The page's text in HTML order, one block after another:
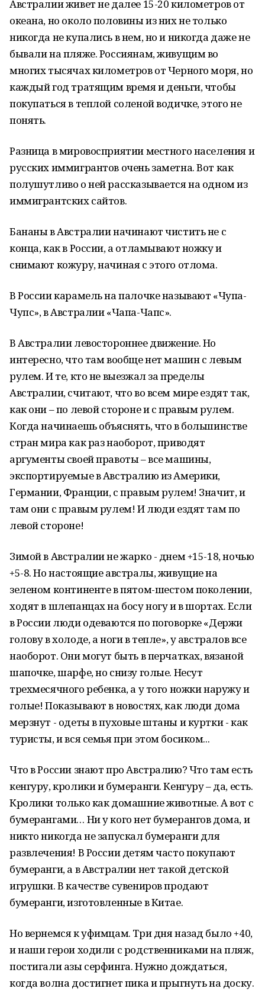
Австралии живет не далее 15-20 километровот
океана, но около половины из них не только
никогда не купались в нем, но и никогда даже не
бывали на пляже. Россиянам, живущим во
многих тысячах километров от Черного моря, но
каждый год тратящим время и деньги, чтобы
покупаться в теплой соленой водичке, этого не
понять.
Разница в мировосприятии местного населения и
русских иммигрантов очень заметна. Вот как
полушутливо о ней рассказывается на одном из
иммигрантских сайтов.
Бананы в Австралии начинают чистить не с
конца, как в России, а отламывают ножку и
снимают кожуру, начиная с этого отлома.
В России карамель на палочке называют «Чупа-
Чупс», в Австралии «Чапа-Чапс».
В Австралии левостороннее движение. Но
интересно, что там вообще нет машин с левым
рулем. И те, кто не выезжал за пределы
Австралии, считают, что во всем мире ездят так,
как они – по левой стороне и с правым рулем.
Когда начинаешь объяснять, что в большинстве
стран мира как раз наоборот, приводят
аргументы своей правоты – все машины,
экспортируемые в Австралию из Америки,
Германии, Франции, с правым рулем! Значит, и
там они с правым рулем! И люди ездят там по
левой стороне!
Зимой в Австралии не жарко - днем +15-18, ночью
+5-8. Но настоящие австралы, живущие на
зеленом континенте в пятом-шестом поколении,
ходят в шлепанцах на босу ногу и в шортах. Если
в России люди одеваются по поговорке «Держи
голову в холоде, а ноги в тепле», у австралов все
наоборот. Они могут быть в перчатках, вязаной
шапочке, шарфе, но снизу голые. Несут
трехмесячного ребенка, а у того ножки наружу и
голые! Показывают в новостях, как люди дома
мерзнут - одеты в пуховые штаны и куртки - как
туристы, и вся семья при этом босиком...
Что в России знают про Австралию? Что там есть
кенгуру, кролики и бумеранги. Кенгуру – да, есть.
Кролики только как домашние животные. А вот с
бумерангами… Ни у кого нет бумерангов дома, и
никто никогда не запускал бумеранги для
развлечения! В России детям часто покупают
бумеранги, а в Австралии нет такой детской
игрушки. В качестве сувениров продают
бумеранги, изготовленные в Китае.
Но вернемся к уфимцам. Три дня назад было +40,
и наши герои ходили с родственниками на пляж,
постигали азы серфинга. Нужно дождаться,
когда волна достигнет пика и прыгнуть на доску.